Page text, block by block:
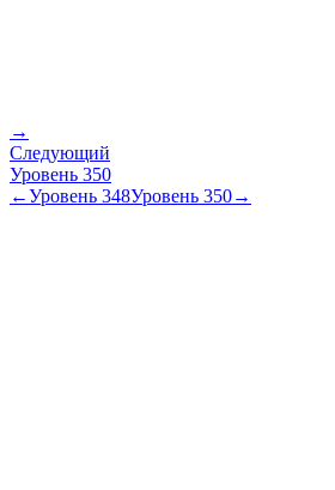
→
Следующий
Уровень 350
←Уровень 348Уровень 350→